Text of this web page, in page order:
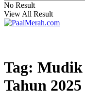
No Result
View All Result
Tag:
Tahun 2025